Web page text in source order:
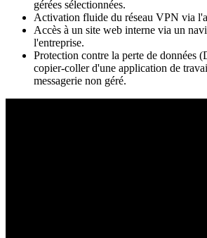
gérées sélectionnées.
Activation fluide du réseau VPN via
Accès à un site web interne via un
l'entreprise.
Protection contre la perte de données
copier-coller d'une application de
messagerie non géré.